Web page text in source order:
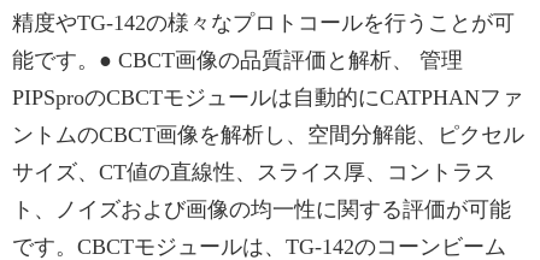
精度やTG-142の様々なプロトコールを行うことが可
能です。● CBCT画像の品質評価と解析、 管理
PIPSproのCBCTモジュールは自動的にCATPHANファ
ントムのCBCT画像を解析し、空間分解能、ピクセル
サイズ、CT値の直線性、スライス厚、コントラス
ト、ノイズおよび画像の均一性に関する評価が可能
です。CBCTモジュールは、TG-142のコーンビーム